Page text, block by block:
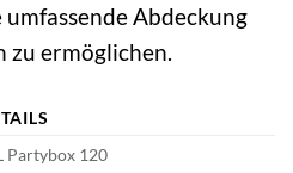
Abdeckung
zu ermöglichen.
Partybox 120